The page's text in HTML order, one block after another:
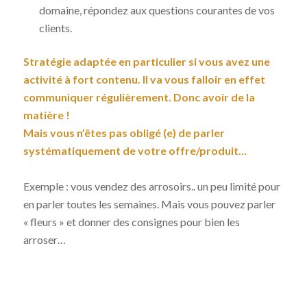
domaine, répondez aux questions courantes de vos
clients.
Stratégie adaptée en particulier si vous avez une
activité à fort contenu. Il va vous falloir en effet
communiquer régulièrement. Donc avoir de la
matière !
Mais vous n’êtes pas obligé (e) de parler
systématiquement de votre offre/produit…
Exemple : vous vendez des arrosoirs.. un peu limité pour
en parler toutes les semaines. Mais vous pouvez parler
« fleurs » et donner des consignes pour bien les
arroser…